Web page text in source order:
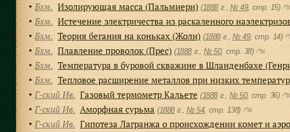
● Бхм. Изолирующая масса (Пальмиери) (1888 г.,№ 49, cтр. 15)
● Бхм. Истечение электричества из раскаленного
● Бхм. Теория бегания на коньках (Жоли) (1888 г.,№ 49, cтр. 14)
● Бхм. Плавление проволок (Прес) (1888 г.,№ 50, cтр. 38)
● Бхм. Температура в буровой скважине в Шланденбахе
● Бхм. Тепловое расширение металлов при низких
● Г-ский Ив. Газовый термометр Кальете (1888 г.,№ 50, cтр. 36)
● Г-ский Ив. Аморфная сурьма (1888 г.,№ 54, cтр. 138)
● Г-ский Ив. Гипотеза Лагранжа о происхождении комет и